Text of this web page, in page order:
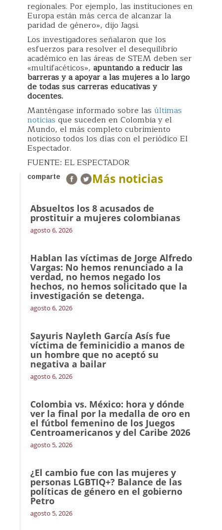
regionales. Por ejemplo, las instituciones en
Europa están más cerca de alcanzar la
paridad de género», dijo Jagsi.
Los investigadores señalaron que los
esfuerzos para resolver el desequilibrio
académico en las áreas de STEM deben ser
«multifacéticos», apuntando a reducir las
barreras y a apoyar a las mujeres a lo largo
de todas sus carreras educativas y
docentes.
Manténgase informado sobre las últimas
noticias que suceden en Colombia y el
Mundo, el más completo cubrimiento
noticioso todos los días con el periódico El
Espectador.
FUENTE: EL ESPECTADOR
comparte Más noticias
Absueltos los 8 acusados de
prostituir a mujeres colombianas
agosto 6, 2026
Hablan las víctimas de Jorge Alfredo
Vargas: No hemos renunciado a la
verdad, no hemos negado los
hechos, no hemos solicitado que la
investigación se detenga.
agosto 6, 2026
Sayuris Nayleth García Asís fue
víctima de feminicidio a manos de
un hombre que no aceptó su
negativa a bailar
agosto 6, 2026
Colombia vs. México: hora y dónde
ver la final por la medalla de oro en
el fútbol femenino de los Juegos
Centroamericanos y del Caribe 2026
agosto 5, 2026
¿El cambio fue con las mujeres y
personas LGBTIQ+? Balance de las
políticas de género en el gobierno
Petro
agosto 5, 2026